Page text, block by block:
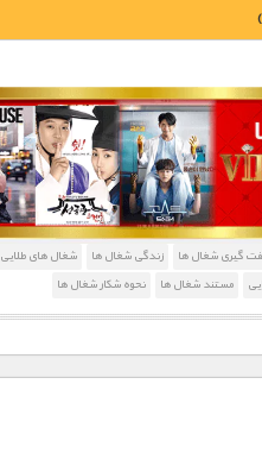
گیری شغال ها زندگی شغال ها شغال های طلایی
مستند شغال ها نحوه شکار شغال ها